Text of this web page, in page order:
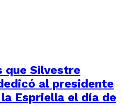
que Silvestre
al presidente
Espriella el día de